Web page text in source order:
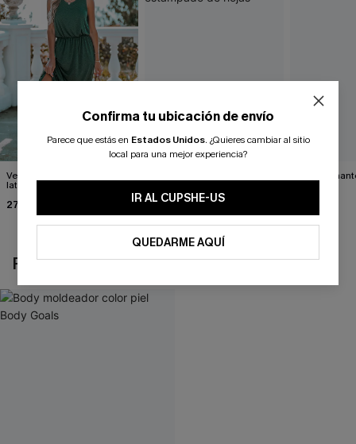
Vestido largo con abertura
lateral verde bosque
27,00 €
estampado de hojas
34,00 €
REVISAR RECIENTEMENTE
Confirma tu ubicación de envío
Parece que estás en Estados Unidos. ¿Quieres cambiar al sitio
local para una mejor experiencia?
IR AL CUPSHE-US
QUEDARME AQUÍ